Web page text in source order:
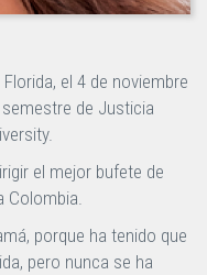
el 4 de noviembre
de Justicia
el mejor bufete de
Colombia.
porque ha tenido que
pero nunca se ha